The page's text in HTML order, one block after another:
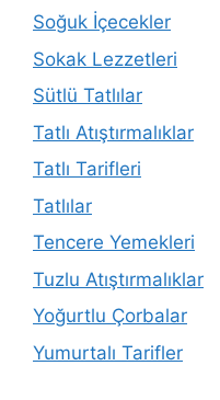
Soğuk İçecekler
Sokak Lezzetleri
Sütlü Tatlılar
Tatlı Atıştırmalıklar
Tatlı Tarifleri
Tatlılar
Tencere Yemekleri
Tuzlu Atıştırmalıklar
Yoğurtlu Çorbalar
Yumurtalı Tarifler